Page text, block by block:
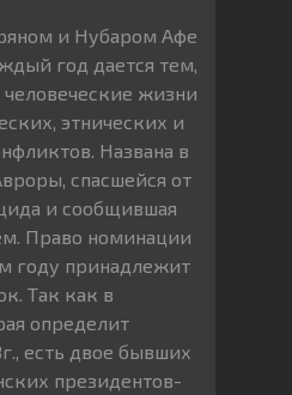
и Нубаром Афе
год дается тем,
человеческие жизни
этнических и
Названа в
спасшейся от
и сообщившая
Право номинации
году принадлежит
Так как в
определит
есть двое бывших
президентов-